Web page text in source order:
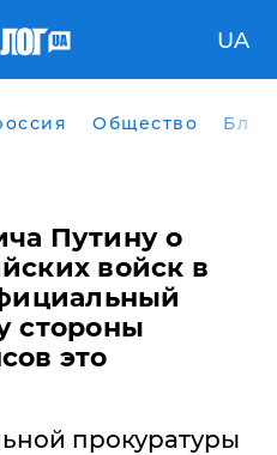
UA
Общество
Путину о
войск в
стороны
это
прокуратуры